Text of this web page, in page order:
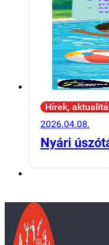
Hírek,
2026.04.08.
Nyári